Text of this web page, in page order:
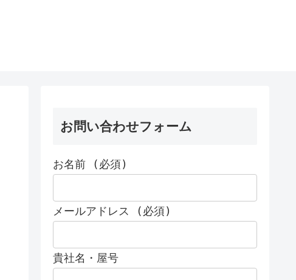
お問い合わせフォーム
お名前 (必須)
メールアドレス (必須)
貴社名・屋号